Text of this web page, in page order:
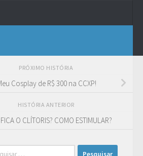
PRÓXIMO HISTÓRIA
Cosplay de R$ 300 na CCXP!
HISTÓRIA ANTERIOR
O CLÍTORIS? COMO ESTIMULAR?